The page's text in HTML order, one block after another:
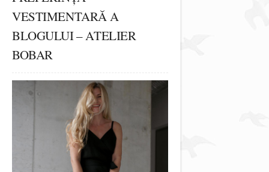
VESTIMENTARĂ A
BLOGULUI – ATELIER
BOBAR